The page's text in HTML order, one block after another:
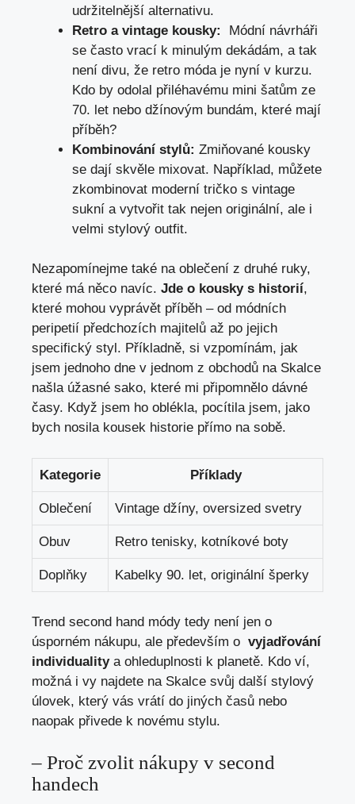
udržitelnější ‍alternativu.
Retro a vintage kousky:
​ Módní návrháři
se ​často vrací k minulým dekádám, a tak
⁢není⁤ divu, že retro móda je⁤ nyní v kurzu.
Kdo by odolal přiléhavému⁢ mini šatům ze
70. let nebo džínovým bundám, které mají
příběh?
Kombinování stylů: Zmiňované kousky
se dají skvěle mixovat. Například, můžete
zkombinovat moderní tričko⁣ s⁤ vintage
sukní a vytvořit tak nejen originální, ale i
velmi stylový outfit.
Nezapomínejme také na ⁤oblečení z ‍druhé ruky,
které ⁢má ​něco navíc. Jde o kousky s​ historií,⁣
které mohou vyprávět‍ příběh – od módních
peripetií předchozích majitelů až po ⁢jejich
specifický styl. Příkladně, si vzpomínám, jak
jsem jednoho dne ⁣v jednom z obchodů⁤ na ​Skalce
našla ⁣úžasné sako, které mi připomnělo dávné
časy. Když jsem ho oblékla, pocítila ⁣jsem, jako
bych nosila kousek historie přímo na sobě.
Kategorie Příklady
Oblečení Vintage ‌džíny, oversized svetry
Obuv Retro tenisky, ‍kotníkové boty
Doplňky Kabelky⁤ 90. let, originální šperky
Trend second‌ hand módy tedy není jen o
úsporném nákupu, ⁣ale především o ⁣ vyjadřování
individualitya ​ohleduplnosti k⁤ planetě. Kdo ví,
možná i vy najdete na Skalce ‌svůj ⁢další stylový
úlovek, který vás vrátí ​do jiných ​časů nebo
⁢naopak přivede k novému stylu.
– Proč zvolit nákupy⁣ v second
handech